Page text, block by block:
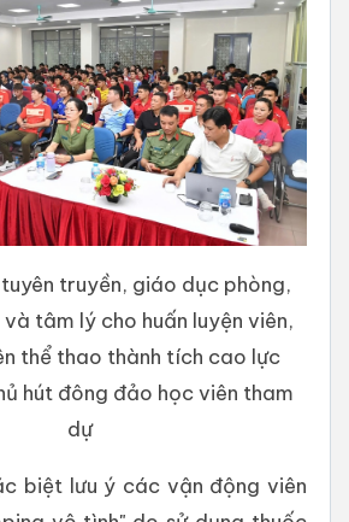
truyền, giáo dục phòng,
tâm lý cho huấn luyện viên,
thể thao thành tích cao lực
hút đông đảo học viên tham
dự
biệt lưu ý các vận động viên